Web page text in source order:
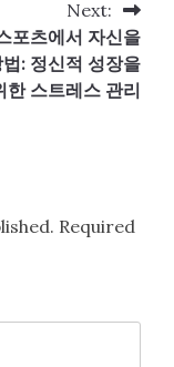
Next:
포츠에서 자신을
: 정신적 성장을
한 스트레스 관리
Required